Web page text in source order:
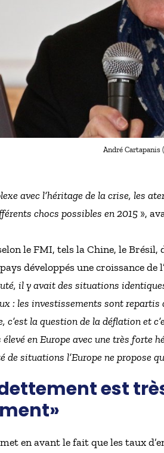
André Cartapanis
avec l’héritage de la crise, les
chocs possibles en 2015 »,
le FMI, tels la Chine, le
développés une croissance de
il y avait des situations
: les investissements sont
c’est la question de la déflation et
en Europe avec une très forte
de situations l’Europe ne propose
est
en avant le fait que les taux